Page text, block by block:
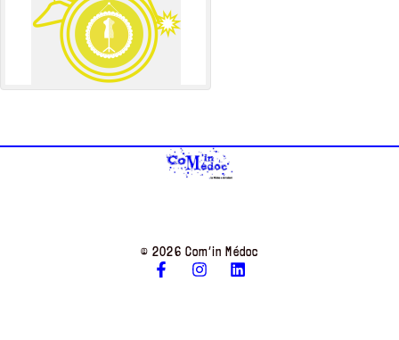
© 2026 Com’in Médoc